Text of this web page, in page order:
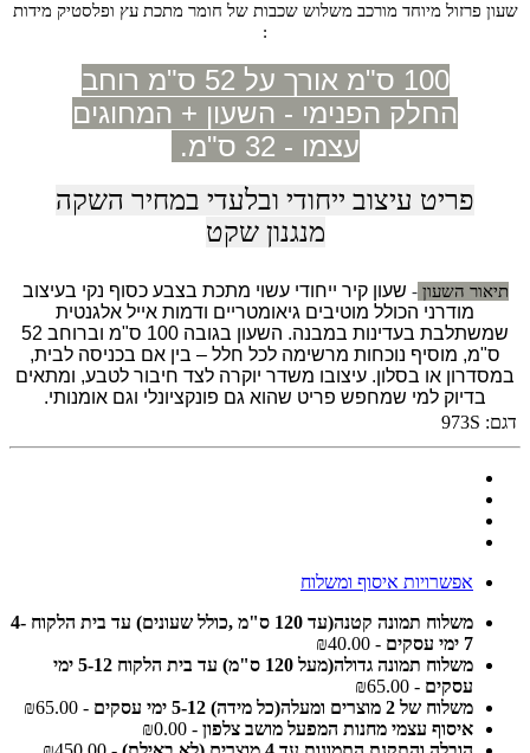
שעון פרזול מיוחד מורכב משלוש שכבות של חומר מתכת עץ ופלסטיק מידות
:
100 ס"מ אורך על 52 ס"מ רוחב
החלק הפנימי - השעון + המחוגים
עצמו - 32 ס"מ.
פריט עיצוב ייחודי ובלעדי במחיר השקה
מנגנון שקט
תיאור השעון- שעון קיר ייחודי עשוי מתכת בצבע כסוף נקי בעיצוב
מודרני הכולל מוטיבים גיאומטריים ודמות אייל אלגנטית
שמשתלבת בעדינות במבנה. השעון בגובה 100 ס"מ וברוחב 52
ס"מ, מוסיף נוכחות מרשימה לכל חלל – בין אם בכניסה לבית,
במסדרון או בסלון. עיצובו משדר יוקרה לצד חיבור לטבע, ומתאים
בדיוק למי שמחפש פריט שהוא גם פונקציונלי וגם אומנותי.
דגם: 973S
אפשרויות איסוף ומשלוח
משלוח תמונה קטנה(עד 120 ס"מ ,כולל שעונים) עד בית הלקוח 4-
7 ימי עסקים
- ₪40.00
משלוח תמונה גדולה(מעל 120 ס"מ) עד בית הלקוח 5-12 ימי
עסקים - ₪65.00
משלוח של 2 מוצרים ומעלה(כל מידה) 5-12 ימי עסקים
- ₪65.00
איסוף עצמי מחנות המפעל מושב צלפון - ₪0.00